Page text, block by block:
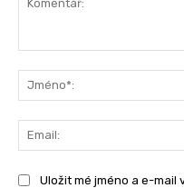
Uložit mé jméno a e-mail